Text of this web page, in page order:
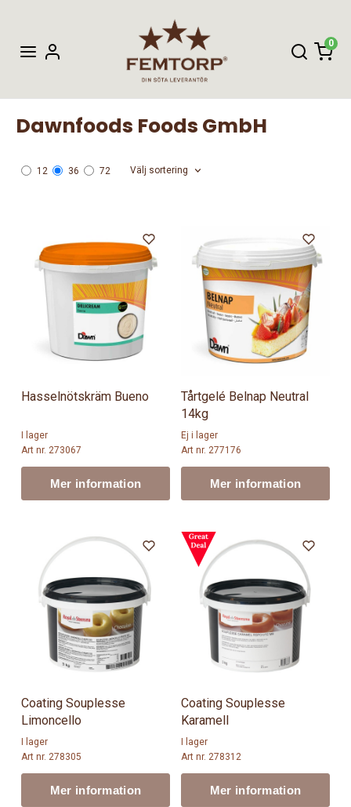
0
Dawnfoods Foods GmbH
12 36 72 Välj sortering
Hasselnötskräm Bueno
I lager
Art nr. 273067
Mer information
Tårtgelé Belnap Neutral
14kg
Ej i lager
Art nr. 277176
Mer information
Coating Souplesse
Limoncello
I lager
Art nr. 278305
Mer information
Coating Souplesse
Karamell
I lager
Art nr. 278312
Mer information